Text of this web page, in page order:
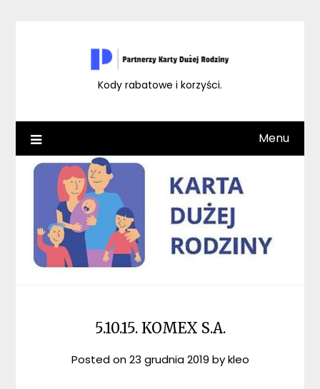
Kody rabatowe i korzyści.
Menu
5.10.15. KOMEX S.A.
Posted on23 grudnia 2019 bykleo